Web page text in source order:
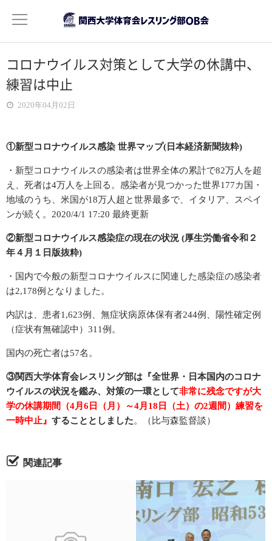
OB会について
ご挨拶
会費について
年次活動報告
2020年度分
2018年度分
60周年記念誌
コロナウイルス対策として大学の休講中、
練習は中止
2020年04月02日
①新型コロナウイルス感染 世界マップ(日本経済新聞抜粋)
・新型コロナウイルスの感染者は世界全体の累計で82万人を超
え、死者は4万人を上回る。感染者が見つかった世界177カ国・
地域のうち、米国が18万人超と世界最多で、イタリア、スペイ
ンが続く。2020/4/1 17:20 最終更新
②新型コロナウイルス感染症の現在の状況 (厚生労働省令和２
年４月１日版抜粋)
・国内で今般の新型コロナウイルスに関連した感染症の感染者
は2,178例となりました。
内訳は、患者1,623例、無症状病原体保有者244例、陽性確定例
（症状有無確認中）311例。
国内の死亡者は57名。
③関西大学体育会レスリング部は『全世界・日本国内のコロナ
ウイルスの状況を鑑み、対策の一環として非常に残念ですが大
学の休講期間（4月6日（月）～4月18日（土）の2週間）練習を
一時中止』 することとしました。（比与森監督談）
関連記事